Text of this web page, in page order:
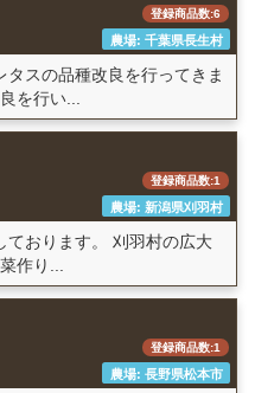
登録商品数:6
農場: 千葉県長生村
スの品種改良を行ってきま
を行い...
登録商品数:1
農場: 新潟県刈羽村
ております。 刈羽村の広大
作り...
登録商品数:1
農場: 長野県松本市